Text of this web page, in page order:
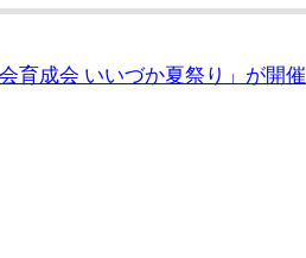
育成会 いいづか夏祭り」が開催